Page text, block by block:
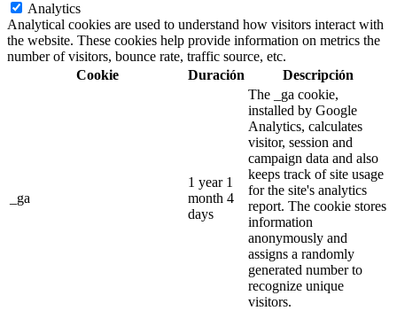
Analytics
Analytical cookies are used to understand how visitors interact with
the website. These cookies help provide information on metrics the
number of visitors, bounce rate, traffic source, etc.
Cookie
Duración Descripción
_ga
1 year 1
month 4
days
The _ga cookie,
installed by Google
Analytics, calculates
visitor, session and
campaign data and also
keeps track of site usage
for the site's analytics
report. The cookie stores
information
anonymously and
assigns a randomly
generated number to
recognize unique
visitors.